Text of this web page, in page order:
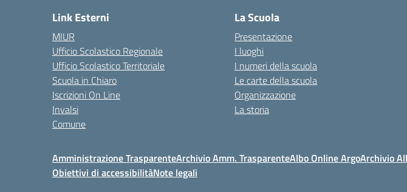
Link Esterni
MIUR
Ufficio Scolastico Regionale
Ufficio Scolastico Territoriale
Scuola in Chiaro
Iscrizioni On Line
Invalsi
Comune
La Scuola
Presentazione
I luoghi
I numeri della scuola
Le carte della scuola
Organizzazione
La storia
Amministrazione TrasparenteArchivio Amm. TrasparenteAlbo Online ArgoArchivio
Obiettivi di accessibilitàNote legali